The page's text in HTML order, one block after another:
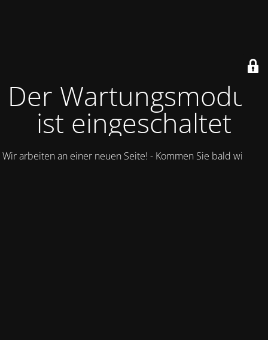
Der Wartungsmodus
ist eingeschaltet
Wir arbeiten an einer neuen Seite! - Kommen Sie bald wieder.